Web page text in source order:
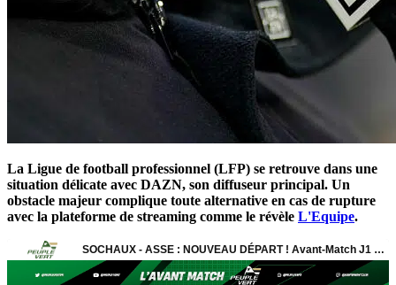
La Ligue de football professionnel (LFP) se retrouve dans une
situation délicate avec DAZN, son diffuseur principal. Un
obstacle majeur complique toute alternative en cas de rupture
avec la plateforme de streaming comme le révèle L'Equipe.